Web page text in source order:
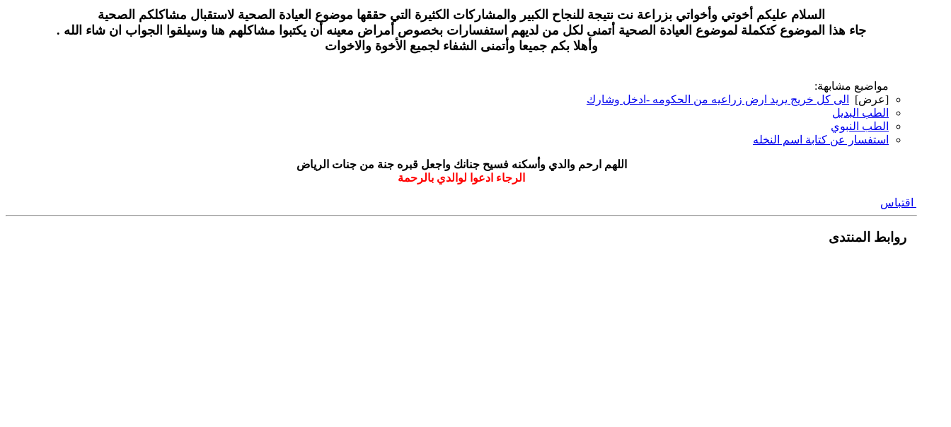
السلام عليكم أخوتي وأخواتي بزراعة نت نتيجة للنجاح الكبير والمشاركات الكثيرة التي حققها موضوع العيادة الصحية لاستقبال مشاكلكم الصحية
جاء هذا الموضوع كتكملة لموضوع العيادة الصحية أتمنى لكل من لديهم استفسارات بخصوص أمراض معينه أن يكتبوا مشاكلهم هنا وسيلقوا الجواب ان شاء الله .
وأهلا بكم جميعا وأتمنى الشفاء لجميع الأخوة والاخوات
مواضيع مشابهة:
[عرض]
الى كل خريج يريد ارض زراعيه من الحكومه -ادخل وشارك
الطب البديل
الطب النبوي
استفسار عن كتابة اسم النخله
اللهم ارحم والدي وأسكنه فسيح جنانك واجعل قبره جنة من جنات الرياض
الرجاء ادعوا لوالدي بالرحمة
اقتباس
روابط المنتدى